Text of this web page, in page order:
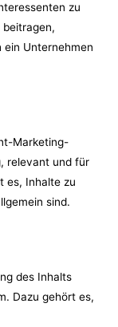
zu
ein Unternehmen
Marketing-
relevant und für
es, Inhalte zu
sind.
des Inhalts
Dazu gehört es,